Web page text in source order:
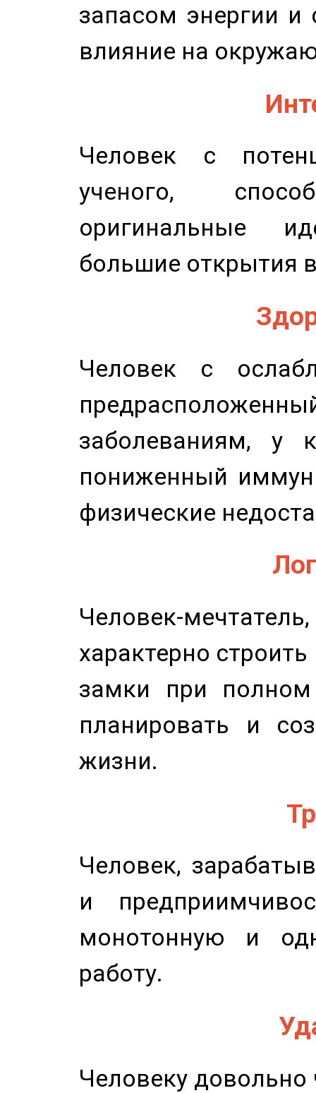
запасом энергии и
влияние на
Человек с
ученого,
оригинальные
большие открытия
Человек с
заболеваниям, у
пониженный
физические
Человек-
характерно
замки при полном
планировать и
жизни.
Человек,
и
монотонную и
работу.
Человеку довольно